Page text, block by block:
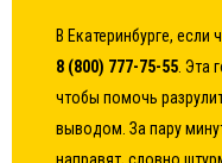
В Екатеринбурге,
8 (800) 777-75-55 . Эта
чтобы помочь
выводом. За пару